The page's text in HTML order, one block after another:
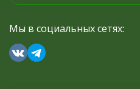
Мы в социальных сетях: